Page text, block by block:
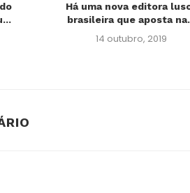
Há uma nova editora
brasileira que aposta
14 outubro, 2019